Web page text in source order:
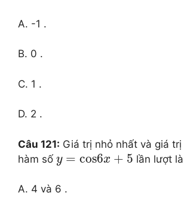
A. -1 .
B. 0 .
C. 1 .
D. 2 .
Câu 121: Giá trị nhỏ nhất và giá
hàm số y = cos6x + 5 lần lượt là
A. 4 và 6 .